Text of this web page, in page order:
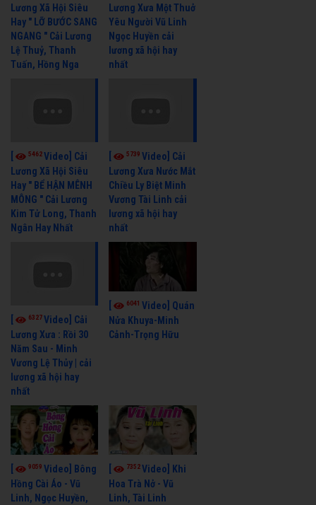
Lương Xã Hội Siêu
Hay " LỠ BƯỚC SANG
NGANG " Cải Lương
Lệ Thuỷ, Thanh
Tuấn, Hồng Nga
Lương Xưa Một Thuở
Yêu Người Vũ Linh
Ngọc Huyền cải
lương xã hội hay
nhất
5462Video] Cải
Lương Xã Hội Siêu
Hay " BỂ HẬN MÊNH
MÔNG " Cải Lương
Kim Tử Long, Thanh
Ngân Hay Nhất
5739Video] Cải
Lương Xưa Nước Mắt
Chiều Ly Biệt Minh
Vương Tài Linh cải
lương xã hội hay
nhất
6327Video] Cải
Lương Xưa : Rồi 30
Năm Sau - Minh
Vương Lệ Thủy | cải
lương xã hội hay
nhất
6041Video] Quán
Nửa Khuya-Minh
Cảnh-Trọng Hữu
9059 Video] Bông
Hồng Cài Áo - Vũ
Linh, Ngọc Huyền,
7352Video] Khi
Hoa Trà Nở - Vũ
Linh, Tài Linh